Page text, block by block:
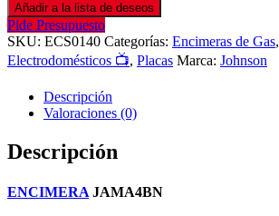
Añadir a la lista de deseos
Pide Presupuesto
SKU: ECS0140 Categorías: Encimeras de Gas,
Electrodomésticos 📺, Placas Marca: Johnson
Descripción
Valoraciones (0)
Descripción
ENCIMERA JAMA4BN